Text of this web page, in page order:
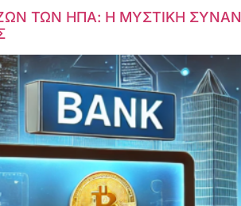
ΤΩΝ ΗΠΑ: Η ΜΥΣΤΙΚΗ